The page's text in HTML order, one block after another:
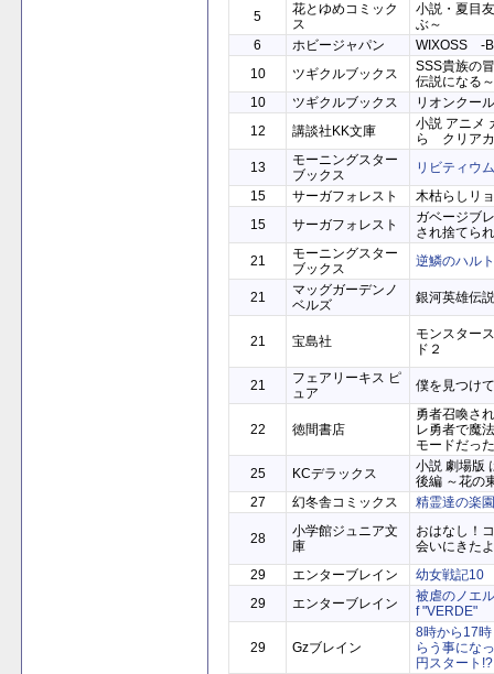
5
花とゆめコミック
ス
小説・夏目
ぶ～
6
ホビージャパン
WIXOSS -
10
ツギクルブックス
SSS貴族の
伝説になる～
10
ツギクルブックス
リオンクー
12
講談社KK文庫
小説 アニメ
ら クリア
13
モーニングスター
ブックス
リビティウ
15
サーガフォレスト
木枯らしリ
15
サーガフォレスト
ガベージブ
され捨てら
21
モーニングスター
ブックス
逆鱗のハル
21
マッグガーデンノ
ベルズ
銀河英雄伝
21 宝島社
モンスター
ド２
21
フェアリーキス ピ
ュア
僕を見つけて
22 徳間書店
勇者召喚さ
レ勇者で魔
モードだっ
25
KCデラックス
小説 劇場版
後編 ～花の
27
幻冬舎コミックス 精霊達の楽
28
小学館ジュニア文
庫
おはなし！
会いにきたよ
29
エンターブレイン
幼女戦記10
29
エンターブレイン
被虐のノエ
f "VERDE"
29 Gzブレイン
8時から17
らう事にな
円スタート!?